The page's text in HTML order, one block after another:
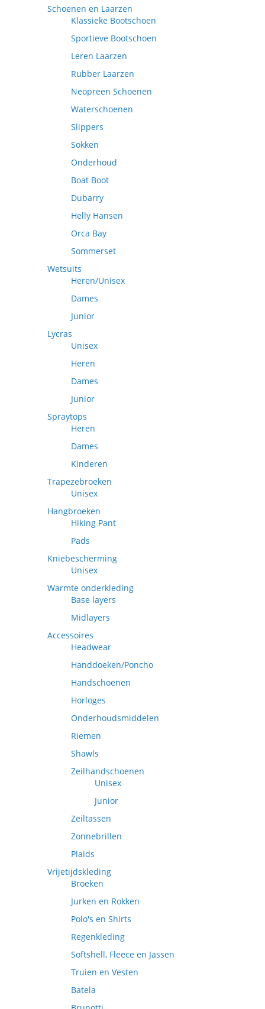
Schoenen en Laarzen
Klassieke Bootschoen
Sportieve Bootschoen
Leren Laarzen
Rubber Laarzen
Neopreen Schoenen
Waterschoenen
Slippers
Sokken
Onderhoud
Boat Boot
Dubarry
Helly Hansen
Orca Bay
Sommerset
Wetsuits
Heren/Unisex
Dames
Junior
Lycras
Unisex
Heren
Dames
Junior
Spraytops
Heren
Dames
Kinderen
Trapezebroeken
Unisex
Hangbroeken
Hiking Pant
Pads
Kniebescherming
Unisex
Warmte onderkleding
Base layers
Midlayers
Accessoires
Headwear
Handdoeken/Poncho
Handschoenen
Horloges
Onderhoudsmiddelen
Riemen
Shawls
Zeilhandschoenen
Unisex
Junior
Zeiltassen
Zonnebrillen
Plaids
Vrijetijdskleding
Broeken
Jurken en Rokken
Polo's en Shirts
Regenkleding
Softshell, Fleece en Jassen
Truien en Vesten
Batela